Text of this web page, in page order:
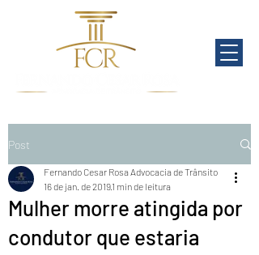
Post
Mulher morre atingida por
condutor que estaria
Fernando Cesar Rosa Advocacia de Trânsito
16 de jan. de 20191 min de leitura